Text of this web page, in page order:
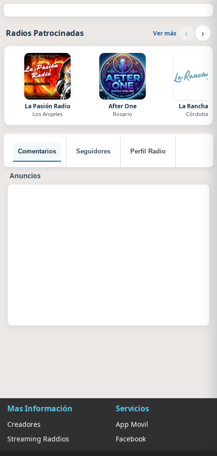
Radios Patrocinadas Ver más ‹ ›
La Pasión Radio
Los Angeles
After One
Rosario
La Ranchada
Córdoba
Comentarios Seguidores Perfil Radio
Anuncios
Mas Información
Creadores
Streaming Raddios
Servicios
App Movil
Facebook